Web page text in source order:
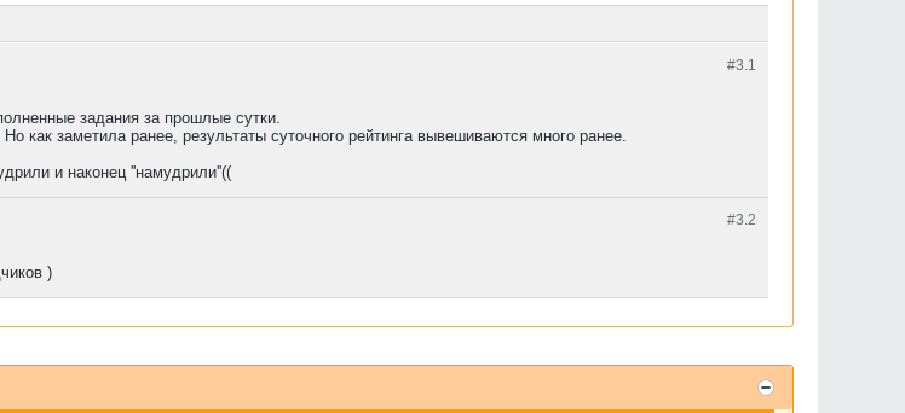
#3.1
задания за прошлые сутки.
как заметила ранее, результаты суточного рейтинга вывешиваются много ранее.
и наконец ''намудрили''((
#3.2
)